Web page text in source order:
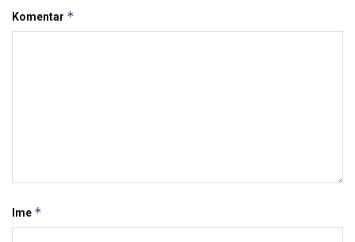
Komentar *
Ime *